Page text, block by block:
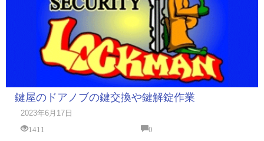
鍵屋のドアノブの鍵交換や鍵解錠作業
2023年6月17日
1411
0